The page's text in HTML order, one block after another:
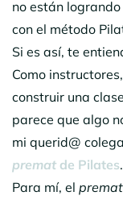
no están
con el método
Si es así, te
Como
construir una
parece que algo
mi querid@
premat de Pilates.
Para mí, el premat